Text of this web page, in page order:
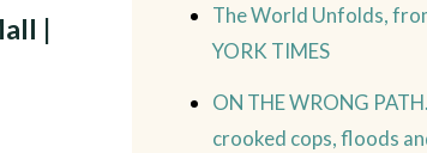
|
The World Unfolds,
YORK TIMES
ON THE WRONG
crooked cops, floods